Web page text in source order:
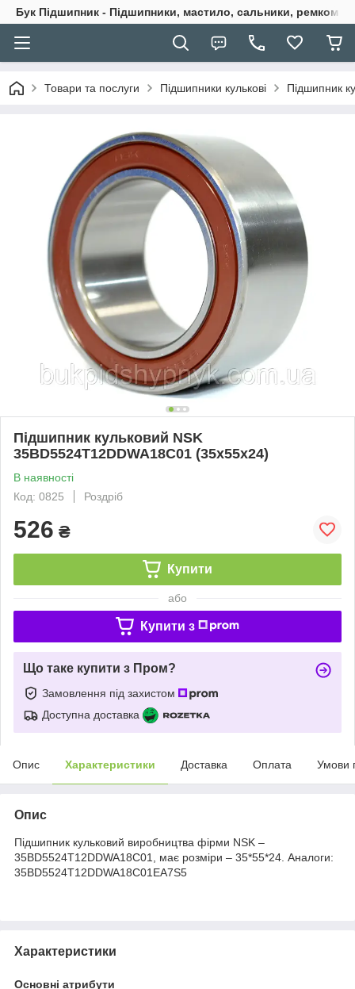
Бук Підшипник - Підшипники, мастило, сальники,
Товари та послуги Підшипники кулькові Підшипник
Підшипник кульковий NSK
35BD5524T12DDWA18C01 (35x55x24)
В наявності
Код: 0825
Роздріб
526 ₴
Купити
або
Купити з
Що таке купити з Пром?
Замовлення під захистом
Доступна доставка
Опис Характеристики Доставка Оплата Умови
Опис
Підшипник кульковий виробництва фірми NSK –
35BD5524T12DDWA18C01, має розміри – 35*55*24. Аналоги:
35BD5524T12DDWA18C01EA7S5
Характеристики
Основні атрибути